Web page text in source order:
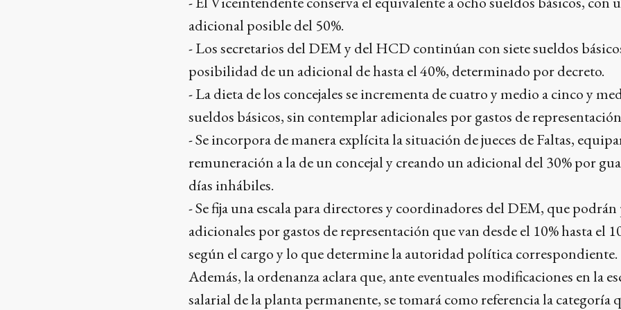
adicional posible del 50%.
- Los secretarios del DEM y del HCD continúan con siete sueldos
posibilidad de un adicional de hasta el 40%, determinado por decreto.
- La dieta de los concejales se incrementa de cuatro y medio a cinco y
sueldos básicos, sin contemplar adicionales por gastos de
- Se incorpora de manera explícita la situación de jueces de Faltas,
remuneración a la de un concejal y creando un adicional del 30% por
días inhábiles.
- Se fija una escala para directores y coordinadores del DEM, que
adicionales por gastos de representación que van desde el 10% hasta el
según el cargo y lo que determine la autoridad política correspondiente.
Además, la ordenanza aclara que, ante eventuales modificaciones en la
salarial de la planta permanente, se tomará como referencia la categoría